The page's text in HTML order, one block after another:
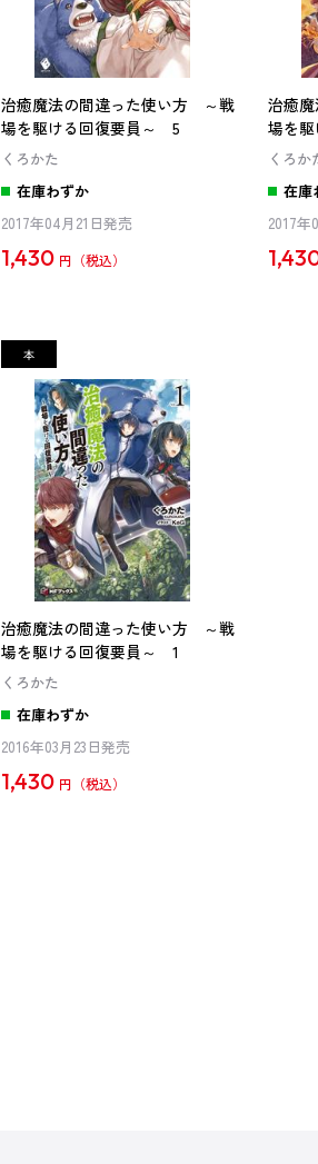
治癒魔法の間違った使い方 ～戦
場を駆ける回復要員～ 5
くろかた
在庫わずか
2017年04月21日発売
1,430 円
治癒
場を
くろか
在庫
2017年
治癒魔法の間違った使い方 ～戦
場を駆ける回復要員～ 1
くろかた
在庫わずか
2016年03月23日発売
1,430 円